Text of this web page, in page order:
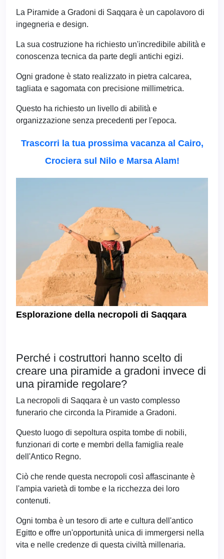
La Piramide a Gradoni di Saqqara è un capolavoro di
ingegneria e design.
La sua costruzione ha richiesto un'incredibile abilità e
conoscenza tecnica da parte degli antichi egizi.
Ogni gradone è stato realizzato in pietra calcarea,
tagliata e sagomata con precisione millimetrica.
Questo ha richiesto un livello di abilità e
organizzazione senza precedenti per l'epoca.
Trascorri la tua prossima vacanza al Cairo,
Crociera sul Nilo e Marsa Alam!
Esplorazione della necropoli di Saqqara
Perché i costruttori hanno scelto di
creare una piramide a gradoni invece di
una piramide regolare?
La necropoli di Saqqara è un vasto complesso
funerario che circonda la Piramide a Gradoni.
Questo luogo di sepoltura ospita tombe di nobili,
funzionari di corte e membri della famiglia reale
dell'Antico Regno.
Ciò che rende questa necropoli così affascinante è
l'ampia varietà di tombe e la ricchezza dei loro
contenuti.
Ogni tomba è un tesoro di arte e cultura dell'antico
Egitto e offre un'opportunità unica di immergersi nella
vita e nelle credenze di questa civiltà millenaria.